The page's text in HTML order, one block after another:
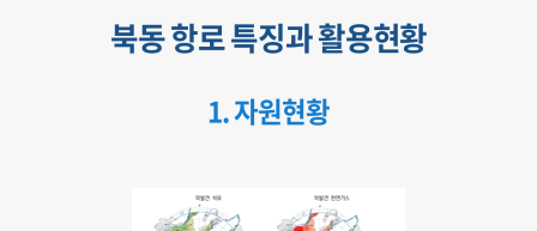
북동 항로 특징과 활용현황
1. 자원현황